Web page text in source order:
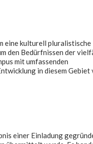
eine kulturell pluralistische
den Bedürfnissen der
mit umfassenden
in diesem Gebiet
einer Einladung